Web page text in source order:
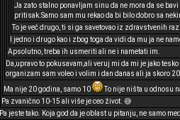
Ja zato stalno ponavljam sinu da ne mora da se
pritisak.Samo sam mu rekao da bi bilo dobro sa
To je već drugo, ti si ga savetovao iz zdravstvenih
I jedno i drugo kao i zbog toga da vidi da mu ja ne
Apsolutno, treba ih usmeriti ali ne i nametati im.
Da,upravo to pokusavam,ali veruj mi da mi je jako
organizam sam voleo i volim i dan danas ali ja skoro
Ma nije 20 godina, samo 10
To nije ništa u odnosu
Pa zvanično 10-15 ali više je ceo život. 😅
Pa jeste tako. Koja god da je oblast u pitanju, ne samo